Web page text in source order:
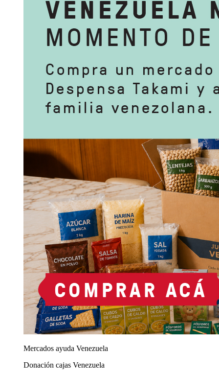
Mercados ayuda Venezuela
Donación cajas Venezuela